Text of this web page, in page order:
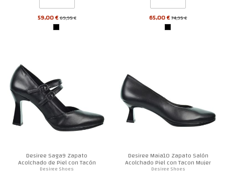
59,00 €69,95 € 65,00 €74,95 €
Desiree Saga9 Zapato
Acolchado de Piel con Tacón
Mujer
Desiree Shoes
Desiree Maia10 Zapato Salón
Acolchado Piel con Tacon Mujer
Desiree Shoes